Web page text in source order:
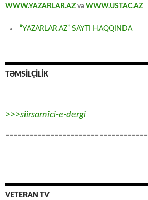
WWW.YAZARLAR.AZ və WWW.USTAC.AZ
“YAZARLAR.AZ” SAYTI HAQQINDA
TƏMSİLÇİLİK
>>>siirsarnici-e-dergi
===================================
VETERAN TV